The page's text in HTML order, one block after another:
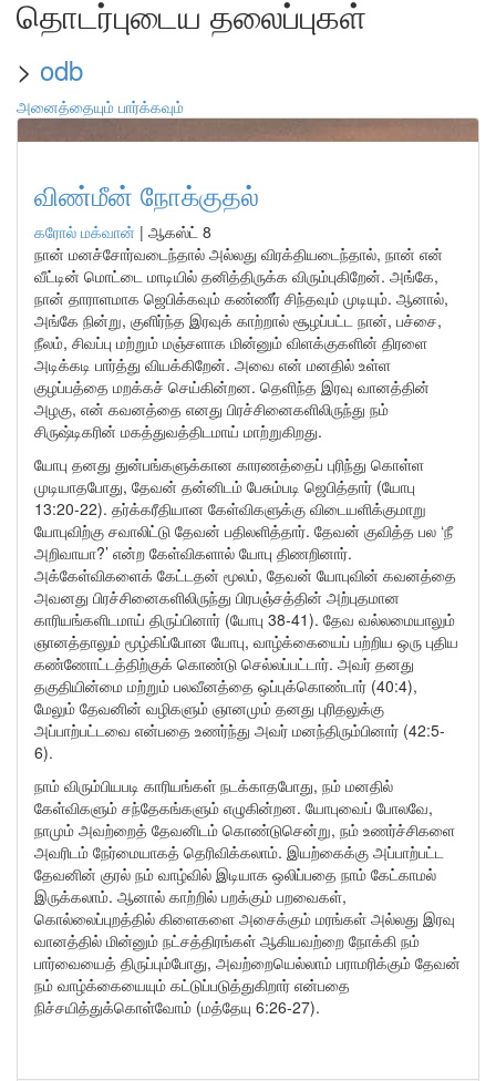
தொடர்புடைய தலைப்புகள்
> odb
அனைத்தையும் பார்க்கவும்
விண்மீன் நோக்குதல்
கரோல் மக்வான் | ஆகஸ்ட் 8
நான் மனச்சோர்வடைந்தால் அல்லது விரக்தியடைந்தால், நான் என்
வீட்டின் மொட்டை மாடியில் தனித்திருக்க விரும்புகிறேன். அங்கே,
நான் தாராளமாக ஜெபிக்கவும் கண்ணீர் சிந்தவும் முடியும். ஆனால்,
அங்கே நின்று, குளிர்ந்த இரவுக் காற்றால் சூழப்பட்ட நான், பச்சை,
நீலம், சிவப்பு மற்றும் மஞ்சளாக மின்னும் விளக்குகளின் திரளை
அடிக்கடி பார்த்து வியக்கிறேன். அவை என் மனதில் உள்ள
குழப்பத்தை மறக்கச் செய்கின்றன. தெளிந்த இரவு வானத்தின்
அழகு, என் கவனத்தை எனது பிரச்சினைகளிலிருந்து நம்
சிருஷ்டிகரின் மகத்துவத்திடமாய் மாற்றுகிறது.
யோபு தனது துன்பங்களுக்கான காரணத்தைப் புரிந்து கொள்ள
முடியாதபோது, தேவன் தன்னிடம் பேசும்படி ஜெபித்தார் (யோபு
13:20-22). தர்க்கரீதியான கேள்விகளுக்கு விடையளிக்குமாறு
யோபுவிற்கு சவாலிட்டு தேவன் பதிலளித்தார். தேவன் குவித்த பல ‘நீ
அறிவாயா?’ என்ற கேள்விகளால் யோபு திணறினார்.
அக்கேள்விகளைக் கேட்டதன் மூலம், தேவன் யோபுவின் கவனத்தை
அவனது பிரச்சினைகளிலிருந்து பிரபஞ்சத்தின் அற்புதமான
காரியங்களிடமாய் திருப்பினார் (யோபு 38-41). தேவ வல்லமையாலும்
ஞானத்தாலும் மூழ்கிப்போன யோபு, வாழ்க்கையைப் பற்றிய ஒரு புதிய
கண்ணோட்டத்திற்குக் கொண்டு செல்லப்பட்டார். அவர் தனது
தகுதியின்மை மற்றும் பலவீனத்தை ஒப்புக்கொண்டார் (40:4),
மேலும் தேவனின் வழிகளும் ஞானமும் தனது புரிதலுக்கு
அப்பாற்பட்டவை என்பதை உணர்ந்து அவர் மனந்திரும்பினார் (42:5-
6).
நாம் விரும்பியபடி காரியங்கள் நடக்காதபோது, நம் மனதில்
கேள்விகளும் சந்தேகங்களும் எழுகின்றன. யோபுவைப் போலவே,
நாமும் அவற்றைத் தேவனிடம் கொண்டுசென்று, நம் உணர்ச்சிகளை
அவரிடம் நேர்மையாகத் தெரிவிக்கலாம். இயற்கைக்கு அப்பாற்பட்ட
தேவனின் குரல் நம் வாழ்வில் இடியாக ஒலிப்பதை நாம் கேட்காமல்
இருக்கலாம். ஆனால் காற்றில் பறக்கும் பறவைகள்,
கொல்லைப்புறத்தில் கிளைகளை அசைக்கும் மரங்கள் அல்லது இரவு
வானத்தில் மின்னும் நட்சத்திரங்கள் ஆகியவற்றை நோக்கி நம்
பார்வையைத் திருப்பும்போது, அவற்றையெல்லாம் பராமரிக்கும் தேவன்
நம் வாழ்க்கையையும் கட்டுப்படுத்துகிறார் என்பதை
நிச்சயித்துக்கொள்வோம் (மத்தேயு 6:26-27).